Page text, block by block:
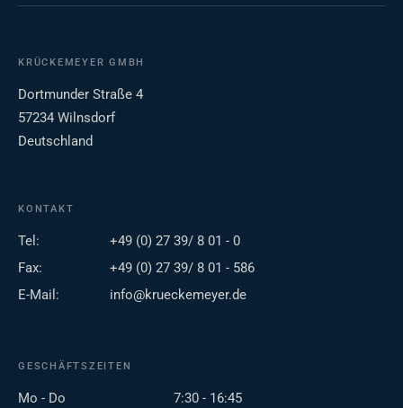
KRÜCKEMEYER GMBH
Dortmunder Straße 4
57234 Wilnsdorf
Deutschland
KONTAKT
Tel:
+49 (0) 27 39/ 8 01 - 0
Fax:
+49 (0) 27 39/ 8 01 - 586
E-Mail:
info@krueckemeyer.de
GESCHÄFTSZEITEN
Mo - Do
7:30 - 16:45